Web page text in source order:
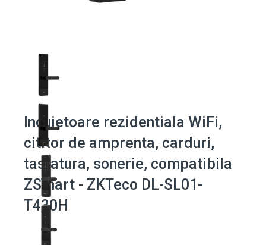
Incuietoare rezidentiala WiFi,
cititor de amprenta, carduri,
tastatura, sonerie, compatibila
ZSmart - ZKTeco DL-SL01-
T430H